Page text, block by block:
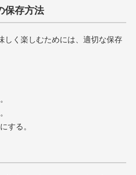
保存方法
しく楽しむためには、適切な保存
する。